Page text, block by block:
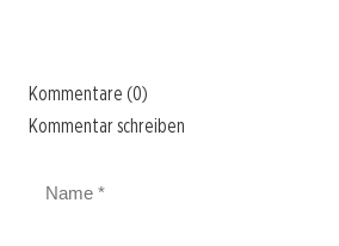
Kommentare (0)
Kommentar schreiben